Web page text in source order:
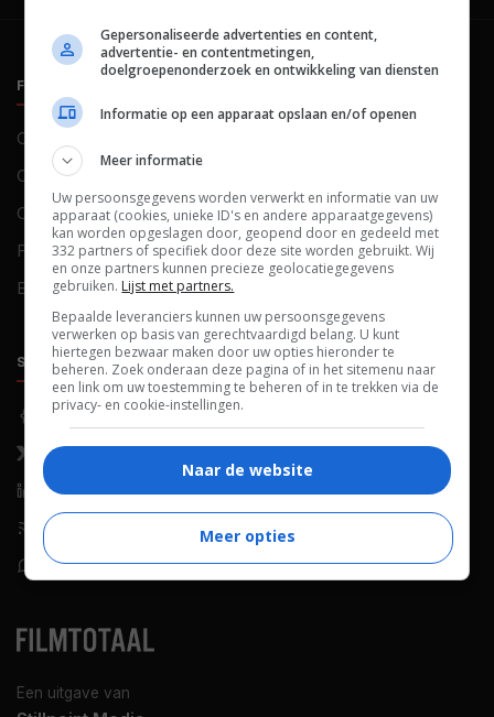
Een uitgave van
FILMTOTAAL
Contact
Over ons
Colofon
FAQ
Blog
Cookies
Cookievoorkeuren
SOCIALS
Facebook
X (Twitter)
LinkedIn
RSS-feed
WhatsApp
ONTDEKKEN
Nieuws
Netflix
Films op tv
Bioscoop
Gepersonaliseerde advertenties en content,
advertentie- en contentmetingen,
doelgroepenonderzoek en ontwikkeling van diensten
Informatie op een apparaat opslaan en/of openen
Meer informatie
Uw persoonsgegevens worden verwerkt en informatie van uw
apparaat (cookies, unieke ID's en andere apparaatgegevens)
kan worden opgeslagen door, geopend door en gedeeld met
332 partners of specifiek door deze site worden gebruikt. Wij
en onze partners kunnen precieze geolocatiegegevens
gebruiken. Lijst met partners.
Bepaalde leveranciers kunnen uw persoonsgegevens
verwerken op basis van gerechtvaardigd belang. U kunt
hiertegen bezwaar maken door uw opties hieronder te
beheren. Zoek onderaan deze pagina of in het sitemenu naar
een link om uw toestemming te beheren of in te trekken via de
privacy- en cookie-instellingen.
Naar de website
Meer opties